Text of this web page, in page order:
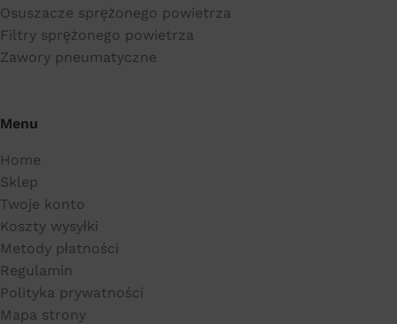
Osuszacze sprężonego powietrza
Filtry sprężonego powietrza
Zawory pneumatyczne
Menu
Home
Sklep
Twoje konto
Koszty wysyłki
Metody płatności
Regulamin
Polityka prywatności
Mapa strony